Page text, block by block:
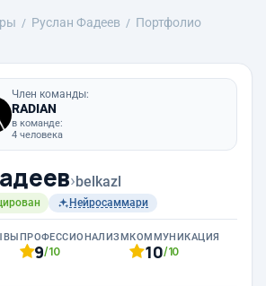
Руслан Фадеев
Портфолио
Член команды:
RADIAN
в команде:
4 человека
›belkazl
Нейросаммари
ПРОФЕССИОНАЛИЗМ
9/10
КОММУНИКАЦИЯ
10/10